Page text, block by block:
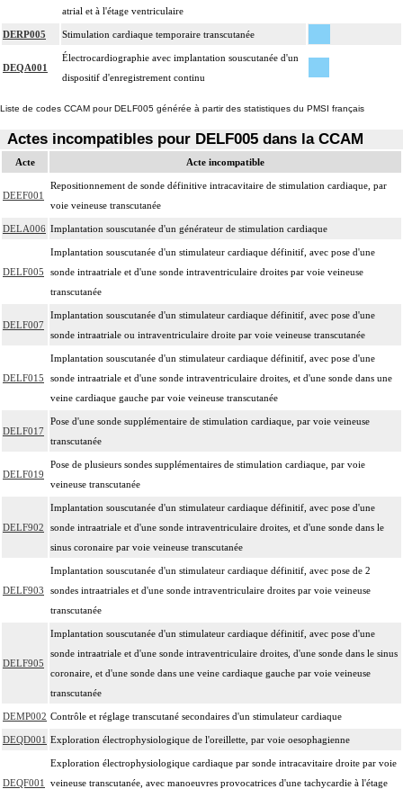
atrial et à l'étage ventriculaire
DERP005 Stimulation cardiaque temporaire transcutanée
DEQA001
Électrocardiographie avec implantation souscutanée d'un
dispositif d'enregistrement continu
Liste de codes CCAM pour DELF005 générée à partir des statistiques du PMSI français
Actes incompatibles pour DELF005 dans la CCAM
Acte Acte incompatible
DEEF001
Repositionnement de sonde définitive intracavitaire de stimulation cardiaque, par
voie veineuse transcutanée
DELA006 Implantation souscutanée d'un générateur de stimulation cardiaque
DELF005
Implantation souscutanée d'un stimulateur cardiaque définitif, avec pose d'une
sonde intraatriale et d'une sonde intraventriculaire droites par voie veineuse
transcutanée
DELF007
Implantation souscutanée d'un stimulateur cardiaque définitif, avec pose d'une
sonde intraatriale ou intraventriculaire droite par voie veineuse transcutanée
DELF015
Implantation souscutanée d'un stimulateur cardiaque définitif, avec pose d'une
sonde intraatriale et d'une sonde intraventriculaire droites, et d'une sonde dans une
veine cardiaque gauche par voie veineuse transcutanée
DELF017
Pose d'une sonde supplémentaire de stimulation cardiaque, par voie veineuse
transcutanée
DELF019
Pose de plusieurs sondes supplémentaires de stimulation cardiaque, par voie
veineuse transcutanée
DELF902
Implantation souscutanée d'un stimulateur cardiaque définitif, avec pose d'une
sonde intraatriale et d'une sonde intraventriculaire droites, et d'une sonde dans le
sinus coronaire par voie veineuse transcutanée
DELF903
Implantation souscutanée d'un stimulateur cardiaque définitif, avec pose de 2
sondes intraatriales et d'une sonde intraventriculaire droites par voie veineuse
transcutanée
DELF905
Implantation souscutanée d'un stimulateur cardiaque définitif, avec pose d'une
sonde intraatriale et d'une sonde intraventriculaire droites, d'une sonde dans le sinus
coronaire, et d'une sonde dans une veine cardiaque gauche par voie veineuse
transcutanée
DEMP002 Contrôle et réglage transcutané secondaires d'un stimulateur cardiaque
DEQD001 Exploration électrophysiologique de l'oreillette, par voie oesophagienne
DEQF001
Exploration électrophysiologique cardiaque par sonde intracavitaire droite par voie
veineuse transcutanée, avec manoeuvres provocatrices d'une tachycardie à l'étage